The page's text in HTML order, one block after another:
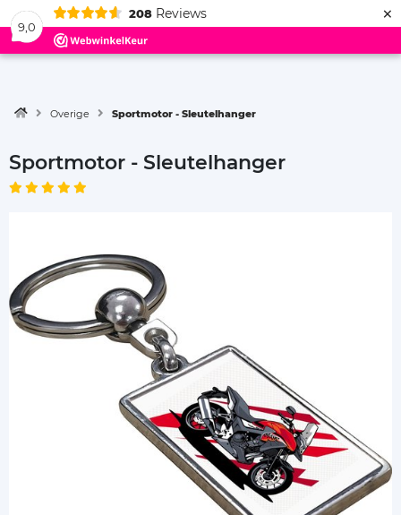
9,0
208 Reviews ×
Menu
Overige Sportmotor - Sleutelhanger
Sportmotor - Sleutelhanger